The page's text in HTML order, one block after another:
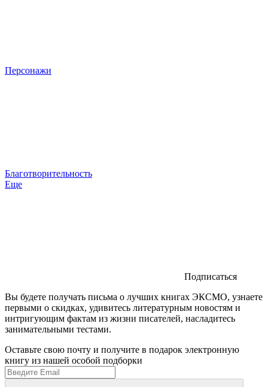
Персонажи
Благотворительность
Еще
Подписаться
Вы будете получать письма о лучших книгах ЭКСМО, узнаете
первыми о скидках, удивитесь литературным новостям и
интригующим фактам из жизни писателей, насладитесь
занимательными тестами.
Оставьте свою почту и получите в подарок электронную
книгу из нашей особой подборки